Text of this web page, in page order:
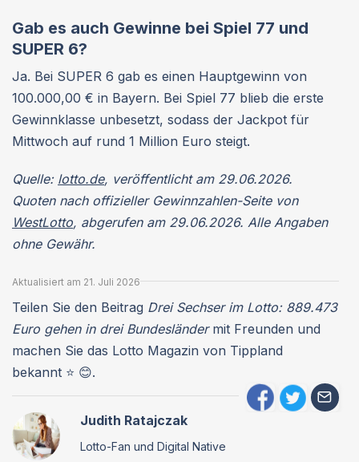
Gab es auch Gewinne bei Spiel 77 und
SUPER 6?
Ja. Bei SUPER 6 gab es einen Hauptgewinn von
100.000,00 € in Bayern. Bei Spiel 77 blieb die erste
Gewinnklasse unbesetzt, sodass der Jackpot für
Mittwoch auf rund 1 Million Euro steigt.
Quelle: lotto.de, veröffentlicht am 29.06.2026.
Quoten nach offizieller Gewinnzahlen-Seite von
WestLotto, abgerufen am 29.06.2026. Alle Angaben
ohne Gewähr.
Aktualisiert am 21. Juli 2026
Teilen Sie den Beitrag Drei Sechser im Lotto: 889.473
Euro gehen in drei Bundesländermit Freunden und
machen Sie das Lotto Magazin von Tippland
bekannt ⭐ 😊.
Judith Ratajczak
Lotto-Fan und Digital Native